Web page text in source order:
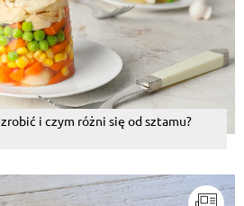
i czym różni się od sztamu?